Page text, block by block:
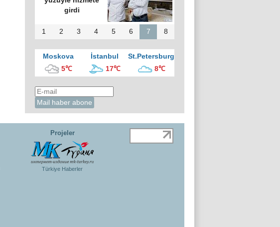
girdi
1 2 3 4 5 6 7 8
Moskova İstanbul
St.Petersburg
5℃
17℃ 8℃
Projeler
Türkiye Haberler